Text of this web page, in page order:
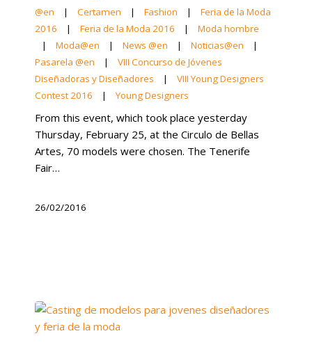
@en | Certamen | Fashion |
Feria de la Moda
2016
| Feria de la Moda 2016 |
Moda hombre
|
Moda@en | News @en | Noticias@en
|
Pasarela @en
|
VIII Concurso de Jóvenes
Diseñadoras y Diseñadores
|
VIII Young Designers
Contest 2016
| Young Designers
From this event, which took place yesterday
Thursday, February 25, at the Circulo de Bellas
Artes, 70 models were chosen. The Tenerife
Fair…
26/02/2016